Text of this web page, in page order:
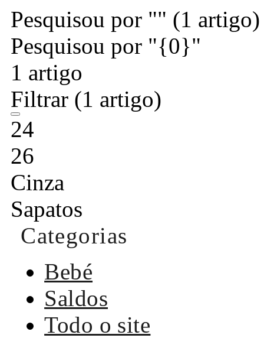
Pesquisou por "" (1 artigo)
Pesquisou por "{0}"
1 artigo
Filtrar (1 artigo)
24
26
Cinza
Sapatos
Categorias
Bebé
Saldos
Todo o site